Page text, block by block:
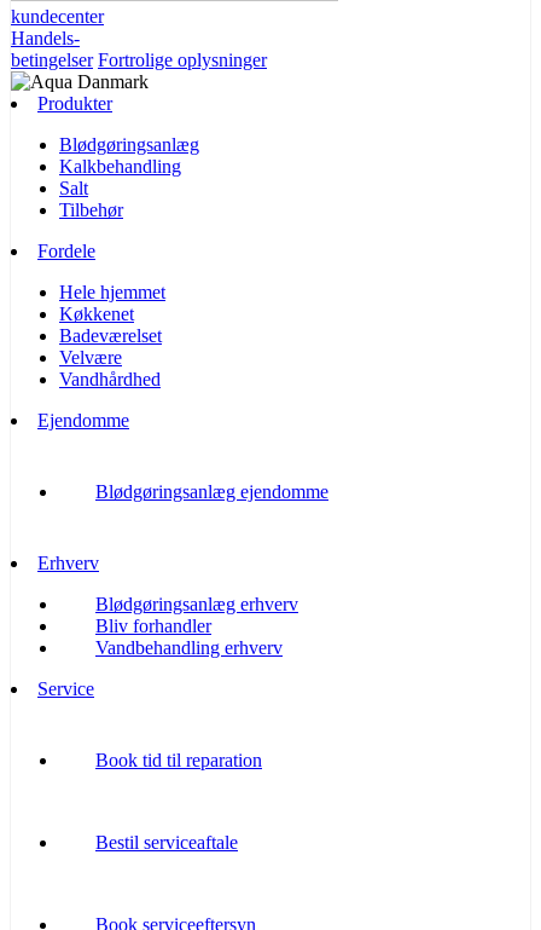
kundecenter
Handels-
betingelser Fortrolige oplysninger
Produkter
Blødgøringsanlæg
Kalkbehandling
Salt
Tilbehør
Fordele
Hele hjemmet
Køkkenet
Badeværelset
Velvære
Vandhårdhed
Ejendomme
Blødgøringsanlæg ejendomme
Erhverv
Blødgøringsanlæg erhverv
Bliv forhandler
Vandbehandling erhverv
Service
Book tid til reparation
Bestil serviceaftale
Book serviceeftersyn